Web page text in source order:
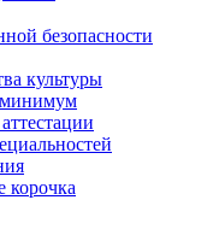
безопасности
культуры
минимум
корочка